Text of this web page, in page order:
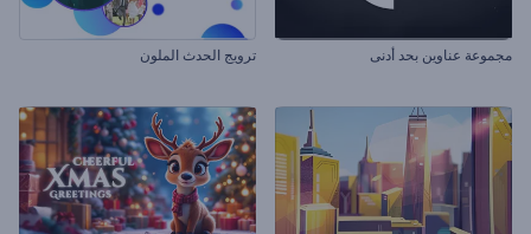
مجموعة عناوين بحد أدنى ترويج الحدث الملون